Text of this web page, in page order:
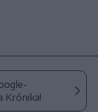
Krónika!